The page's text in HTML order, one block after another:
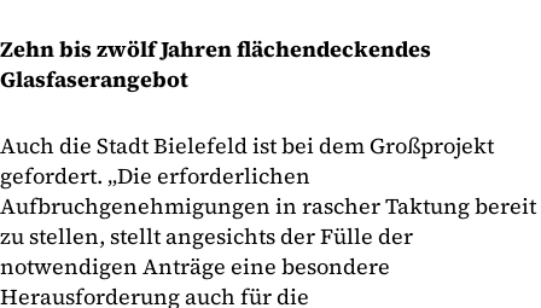
Zehn bis zwölf Jahren flächendeckendes
Glasfaserangebot
Auch die Stadt Bielefeld ist bei dem Großprojekt
gefordert. „Die erforderlichen
Aufbruchgenehmigungen in rascher Taktung bereit
zu stellen, stellt angesichts der Fülle der
notwendigen Anträge eine besondere
Herausforderung auch für die